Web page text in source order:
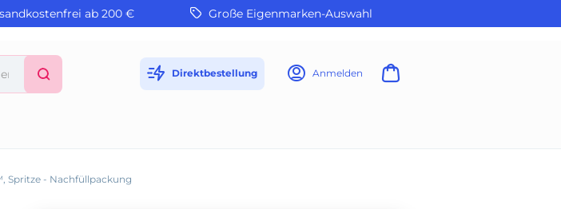
ab 200 € Große Eigenmarken-Auswahl
Direktbestellung Anmelden
Spritze - Nachfüllpackung